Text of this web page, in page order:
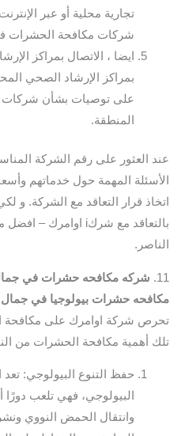
تجارية محلية أو عبر
شركات مكافحة الحشرات
ايضا ، الاتصال بمراكز
بمراكز الإرشاد الصحي
على توصيات بشأن شركات
المنطقة.
عند العثور على رقم الشركة
الأسئلة المهمة حول خدماتهم
اتخاذ قرار التعاقد مع الشركة.
الناصر.
11.
شركه مكافحه حشرات في
مكافحه حشرات بيولوجيا في جمال
تحرص شركة اوامرك على مكافحة
تلك أهمية مكافحة الحشرات من
حفظ التنوع البيولوجي:
البيولوجي، فهي تلعب دورًا
وانتقال الحمض النووي